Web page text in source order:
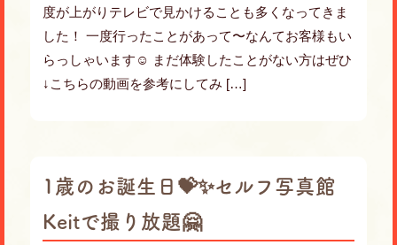
度が上がりテレビで見かけることも多くなってきま
した！ 一度行ったことがあって〜なんてお客様もい
らっしゃいます☺️ まだ体験したことがない方はぜひ
↓こちらの動画を参考にしてみ […]
1歳のお誕生日💝✨セルフ写真館
Keitで撮り放題🤗